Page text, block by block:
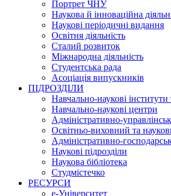
Портрет ЧНУ
Наукова й інноваційна
Наукові періодичні видання
Освітня діяльність
Сталий розвиток
Міжнародна діяльність
Студентська рада
Асоціація випускників
ПІДРОЗДІЛИ
Навчально-наукові інститути
Навчально-наукові центри
Адміністративно-
Освітньо-виховний та
Адміністративно-
Наукові підрозділи
Наукова бібліотека
Студмістечко
РЕСУРСИ
е-Університет